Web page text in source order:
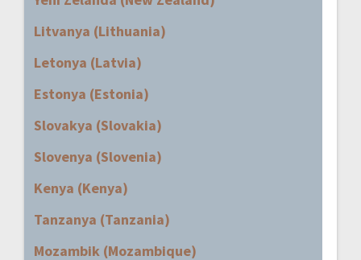
Litvanya (Lithuania)
Letonya (Latvia)
Estonya (Estonia)
Slovakya (Slovakia)
Slovenya (Slovenia)
Kenya (Kenya)
Tanzanya (Tanzania)
Mozambik (Mozambique)